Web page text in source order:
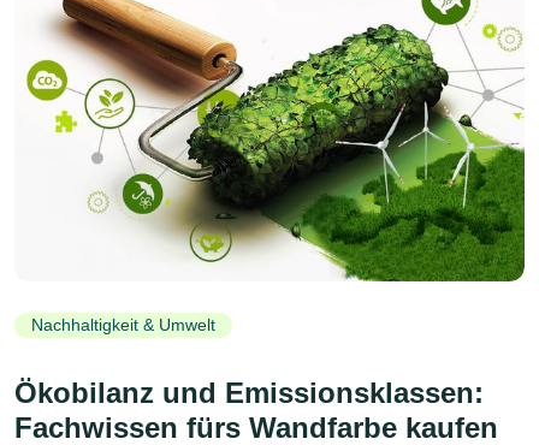
Nachhaltigkeit & Umwelt
Ökobilanz und Emissionsklassen:
Fachwissen fürs Wandfarbe kaufen